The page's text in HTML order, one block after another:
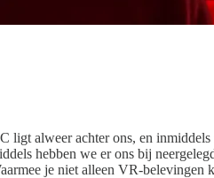
alweer achter ons, en
hebben we er ons bij
je niet alleen VR-